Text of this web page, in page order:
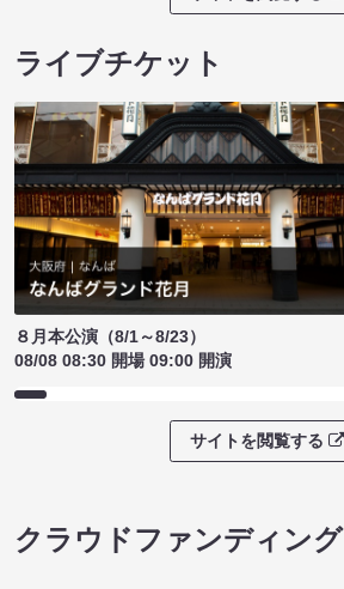
ライブチケット
８月本公演（8/1～8/23）
08/08 08:30 開場 09:00 開演
サイトを閲覧する
クラウドファンディング